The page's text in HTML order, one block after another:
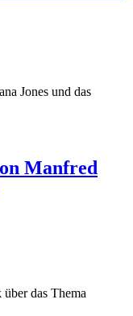
Jones und das
Manfred
das Thema